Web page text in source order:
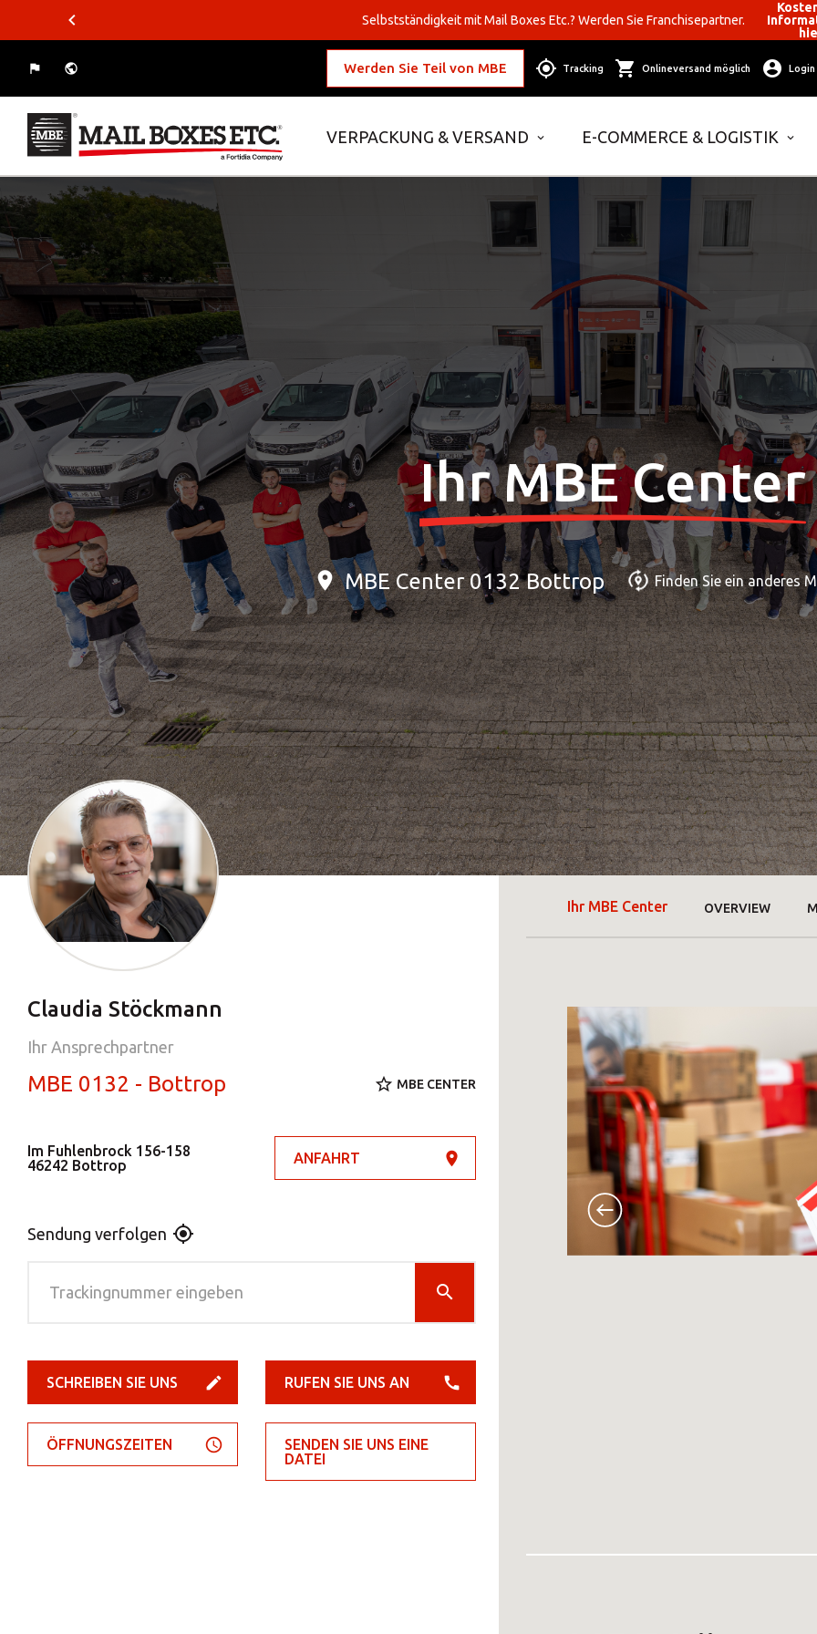
Selbstständigkeit mit Mail Boxes Etc.? Werden Sie Franchisepartner.
Werden Sie Teil von MBE Tracking Onlineversand möglich Login
VERPACKUNG & VERSAND E-COMMERCE & LOGISTIK
Was wollen Sie verschicken?
Wohin wollen Sie versenden?
Verpackungslösungen
Business-Lösungen
Logistiklösungen
E-Commerce
Drucklösungen
Marketinglösungen
Postservices Ihr MBE Center
MBE Center 0132 Bottrop Finden Sie ein anderes
Claudia Stöckmann
Ihr Ansprechpartner
MBE 0132 - Bottrop MBE CENTER
Im Fuhlenbrock 156-158
46242 Bottrop
ANFAHRT
Sendung verfolgen
SCHREIBEN SIE UNS RUFEN SIE UNS AN
ÖFFNUNGSZEITEN
SENDEN SIE UNS EINE
DATEI
Ihr MBE Center OVERVIEW